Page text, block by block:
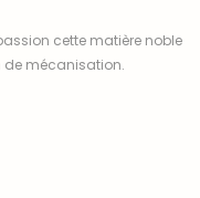
cette matière noble
mécanisation.